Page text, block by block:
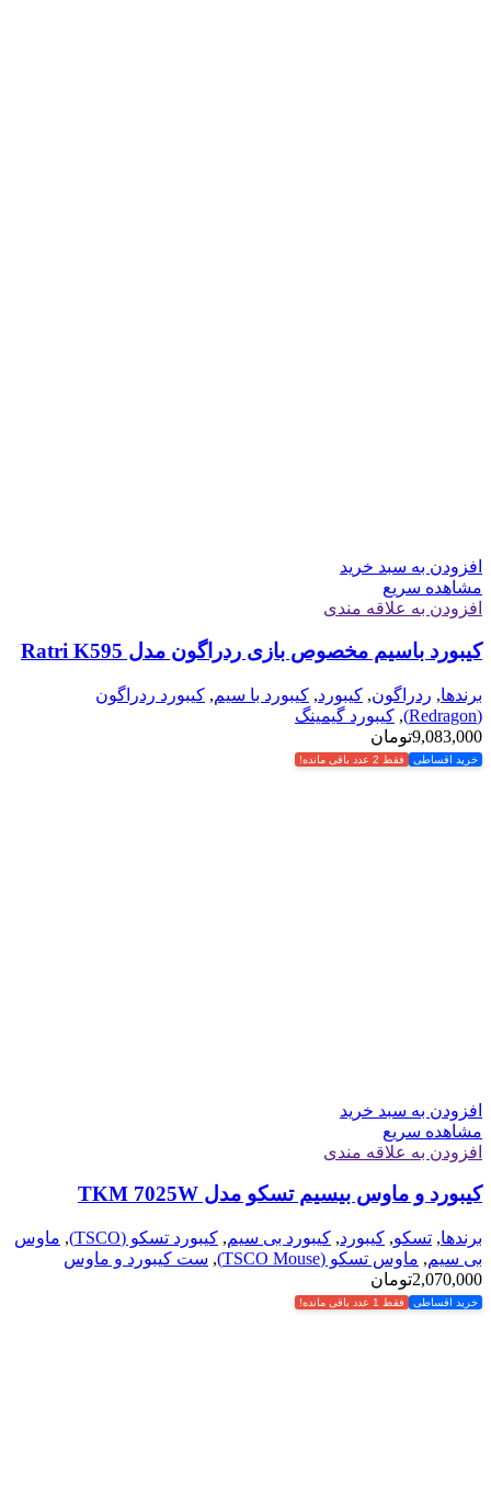
افزودن به سبد خرید
مشاهده سریع
افزودن به علاقه مندی
کیبورد باسیم مخصوص بازی ردراگون مدل Ratri K595
برندها, ردراگون, کیبورد, کیبورد با سیم, کیبورد ردراگون
(Redragon)
, کیبورد گیمینگ
9,083,000تومان
خرید اقساطی فقط 2 عدد باقی مانده!
افزودن به سبد خرید
مشاهده سریع
افزودن به علاقه مندی
کیبورد و ماوس بیسیم تسکو مدل TKM 7025W
برندها, تسکو, کیبورد, کیبورد بی سیم, کیبورد تسکو (TSCO) , ماوس
بی سیم, ماوس تسکو (TSCO Mouse) , ست کیبورد و ماوس
2,070,000تومان
خرید اقساطی فقط 1 عدد باقی مانده!